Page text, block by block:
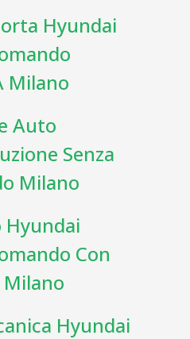
Hyundai
Milano
Auto
Senza
Milano
Hyundai
Con
Hyundai